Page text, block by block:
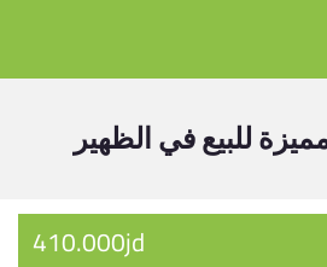
للبيع في الظهير
410.000jd